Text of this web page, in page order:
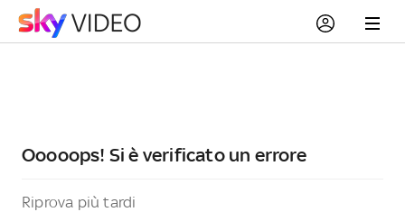
Ooooops! Si è verificato un errore
Riprova più tardi